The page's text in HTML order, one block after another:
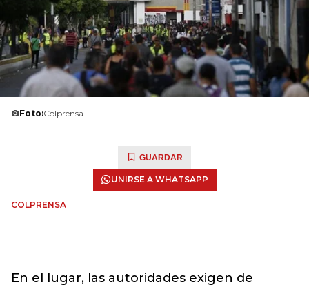
Foto:Colprensa
GUARDAR
UNIRSE A WHATSAPP
COLPRENSA
En el lugar, las autoridades exigen de